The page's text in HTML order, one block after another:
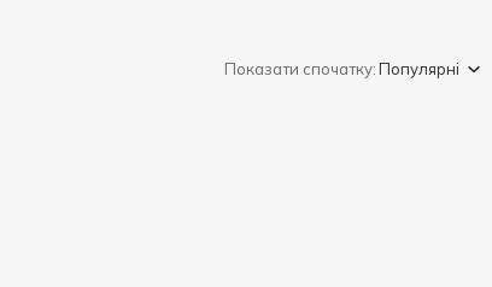
Показати спочатку:Популярні